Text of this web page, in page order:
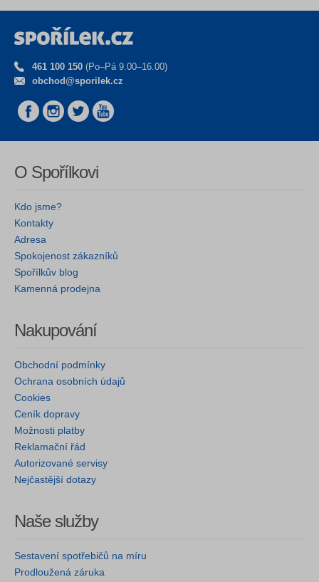
461 100 150 (Po–Pá 9.00–16.00)
obchod@sporilek.cz
O Spořílkovi
Kdo jsme?
Kontakty
Adresa
Spokojenost zákazníků
Spořílkův blog
Kamenná prodejna
Nakupování
Obchodní podmínky
Ochrana osobních údajů
Cookies
Ceník dopravy
Možnosti platby
Reklamační řád
Autorizované servisy
Nejčastější dotazy
Naše služby
Sestavení spotřebičů na míru
Prodloužená záruka